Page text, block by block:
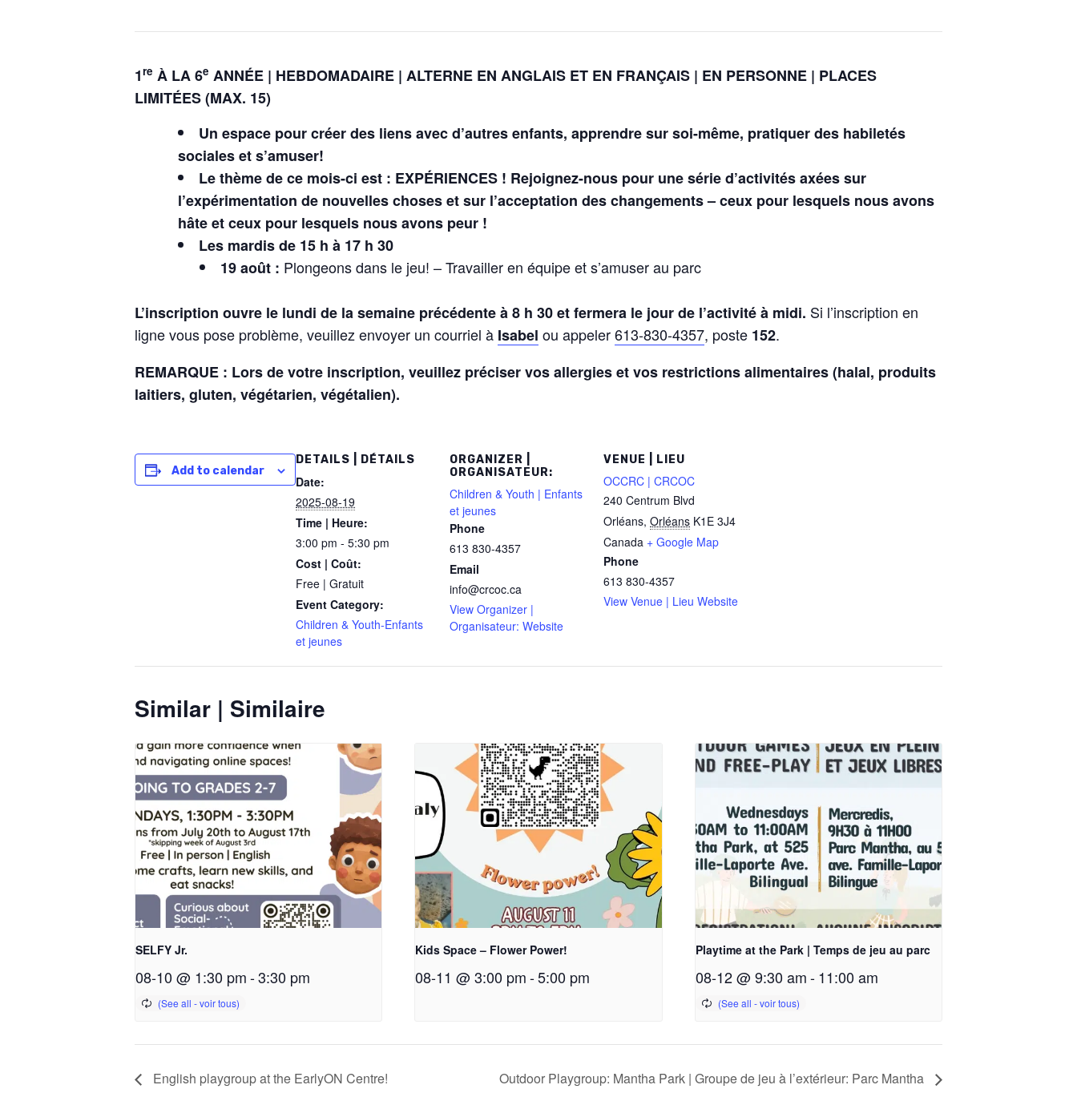
1re À LA 6e ANNÉE | HEBDOMADAIRE | ALTERNE EN ANGLAIS ET EN FRANÇAIS | EN PERSONNE | PLACES
LIMITÉES (MAX. 15)
Un espace pour créer des liens avec d’autres enfants, apprendre sur soi-même, pratiquer des habiletés
sociales et s’amuser!
Le thème de ce mois-ci est : EXPÉRIENCES ! Rejoignez-nous pour une série d’activités axées sur
l’expérimentation de nouvelles choses et sur l’acceptation des changements – ceux pour lesquels nous avons
hâte et ceux pour lesquels nous avons peur !
Les mardis de 15 h à 17 h 30
19 août : Plongeons dans le jeu! – Travailler en équipe et s’amuser au parc
L’inscription ouvre le lundi de la semaine précédente à 8 h 30 et fermera le jour de l’activité à midi. Si l’inscription en
ligne vous pose problème, veuillez envoyer un courriel à Isabel ou appeler613-830-4357, poste 152.
REMARQUE : Lors de votre inscription, veuillez préciser vos allergies et vos restrictions alimentaires(halal, produits
laitiers, gluten, végétarien, végétalien).
Add to calendar
DETAILS | DÉTAILS
Date:
2025-08-19
Time | Heure:
3:00 pm - 5:30 pm
Cost | Coût:
Free | Gratuit
Event Category:
Children & Youth-Enfants
et jeunes
ORGANIZER |
ORGANISATEUR:
Children & Youth | Enfants
et jeunes
Phone
613 830-4357
Email
info@crcoc.ca
View Organizer |
Organisateur: Website
VENUE | LIEU
OCCRC | CRCOC
240 Centrum Blvd
Orléans, Orléans K1E 3J4
Canada + Google Map
Phone
613 830-4357
View Venue | Lieu Website
Similar | Similaire
SELFY Jr.
08-10 @ 1:30 pm-3:30 pm
Kids Space – Flower Power!
08-11 @ 3:00 pm -5:00 pm
Playtime at the Park | Temps de jeu au parc
08-12 @ 9:30 am-11:00 am
English playgroup at the EarlyON Centre! Outdoor Playgroup: Mantha Park | Groupe de jeu à l’extérieur: Parc Mantha